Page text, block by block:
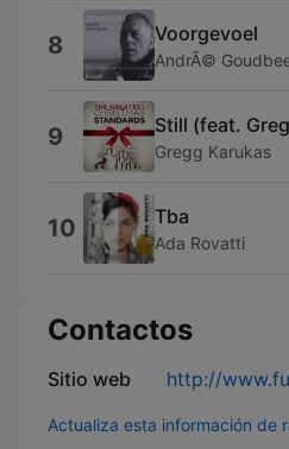
8 Voorgevoel
AndrÃ©
9 Still (feat.
Gregg Karukas
10 Tba
Ada Rovatti
Contactos
Sitio web http://
Actualiza esta información de